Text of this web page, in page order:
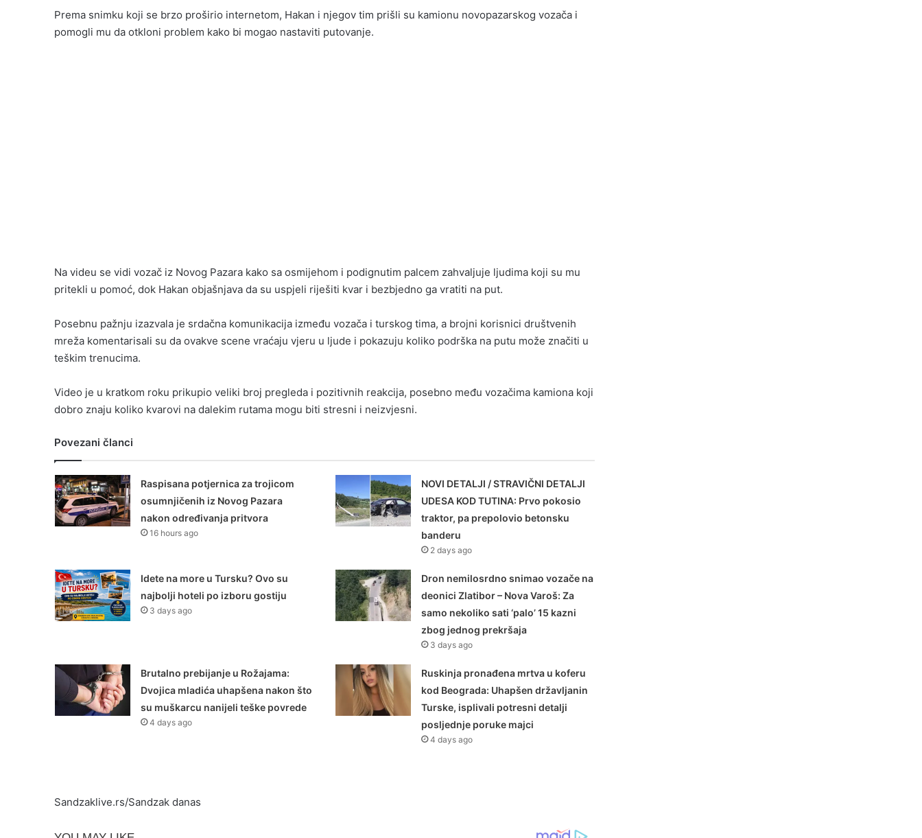
Prema snimku koji se brzo proširio internetom, Hakan i njegov tim prišli su kamionu novopazarskog vozača i
pomogli mu da otkloni problem kako bi mogao nastaviti putovanje.
Na videu se vidi vozač iz Novog Pazara kako sa osmijehom i podignutim palcem zahvaljuje ljudima koji su mu
pritekli u pomoć, dok Hakan objašnjava da su uspjeli riješiti kvar i bezbjedno ga vratiti na put.
Posebnu pažnju izazvala je srdačna komunikacija između vozača i turskog tima, a brojni korisnici društvenih
mreža komentarisali su da ovakve scene vraćaju vjeru u ljude i pokazuju koliko podrška na putu može značiti u
teškim trenucima.
Video je u kratkom roku prikupio veliki broj pregleda i pozitivnih reakcija, posebno među vozačima kamiona koji
dobro znaju koliko kvarovi na dalekim rutama mogu biti stresni i neizvjesni.
Povezani članci
Raspisana potjernica za trojicom
osumnjičenih iz Novog Pazara
nakon određivanja pritvora
16 hours ago
NOVI DETALJI / STRAVIČNI DETALJI
UDESA KOD TUTINA: Prvo pokosio
traktor, pa prepolovio betonsku
banderu
2 days ago
Idete na more u Tursku? Ovo su
najbolji hoteli po izboru gostiju
3 days ago
Dron nemilosrdno snimao vozače na
deonici Zlatibor – Nova Varoš: Za
samo nekoliko sati ‘palo’ 15 kazni
zbog jednog prekršaja
3 days ago
Brutalno prebijanje u Rožajama:
Dvojica mladića uhapšena nakon što
su muškarcu nanijeli teške povrede
4 days ago
Ruskinja pronađena mrtva u koferu
kod Beograda: Uhapšen državljanin
Turske, isplivali potresni detalji
posljednje poruke majci
4 days ago
Sandzaklive.rs/Sandzak danas